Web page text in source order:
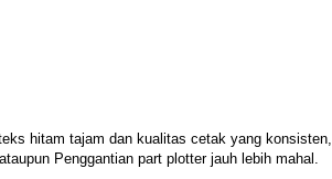
hitam tajam dan kualitas cetak yang
Penggantian part plotter jauh lebih mahal.